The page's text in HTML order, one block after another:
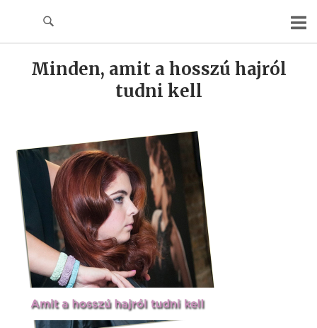
Minden, amit a hosszú hajról
tudni kell